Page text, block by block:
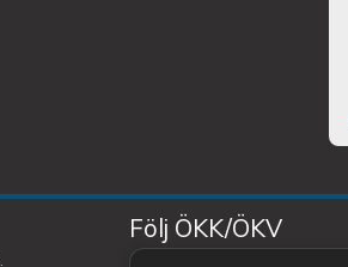
Följ ÖKK/ÖKV